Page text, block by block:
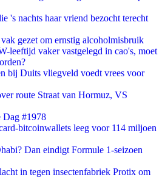
's nachts haar vriend bezocht terecht
gezet om ernstig alcoholmisbruik
leeftijd vaker vastgelegd in cao's, moet
bij Duits vliegveld voedt vrees voor
route Straat van Hormuz, VS
Dag #1978
bitcoinwallets leeg voor 114 miljoen
Dan eindigt Formule 1-seizoen
in tegen insectenfabriek Protix om